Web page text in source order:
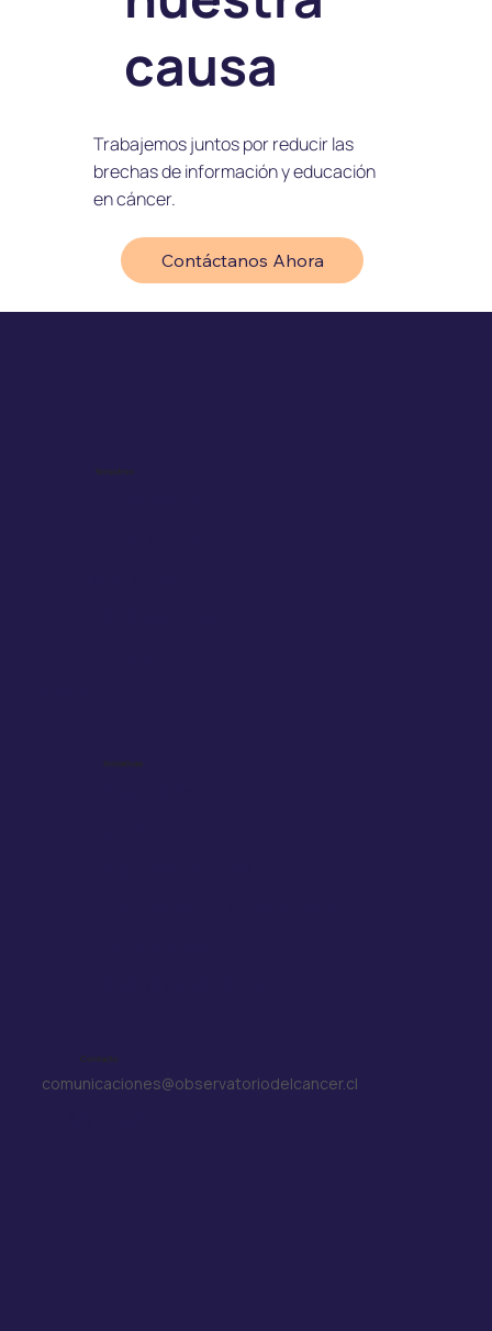
causa
Trabajemos juntos por reducir las
brechas de información y educación
en cáncer.
Contáctanos Ahora
Nosotros
Iniciativas
Contacto
comunicaciones@observatoriodelcancer.cl